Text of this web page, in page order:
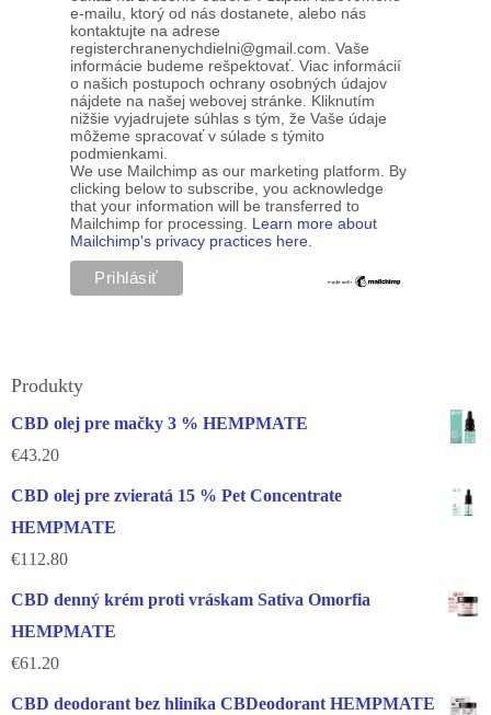
e-mailu, ktorý od nás dostanete, alebo nás
kontaktujte na adrese
registerchranenychdielni@gmail.com. Vaše
informácie budeme rešpektovať. Viac informácií
o našich postupoch ochrany osobných údajov
nájdete na našej webovej stránke. Kliknutím
nižšie vyjadrujete súhlas s tým, že Vaše údaje
môžeme spracovať v súlade s týmito
podmienkami.
We use Mailchimp as our marketing platform. By
clicking below to subscribe, you acknowledge
that your information will be transferred to
Mailchimp for processing. Learn more about
Mailchimp's privacy practices here.
Produkty
CBD olej pre mačky 3 % HEMPMATE
€43.20
CBD olej pre zvieratá 15 % Pet Concentrate
HEMPMATE
€112.80
CBD denný krém proti vráskam Sativa Omorfia
HEMPMATE
€61.20
CBD deodorant bez hliníka CBDeodorant HEMPMATE